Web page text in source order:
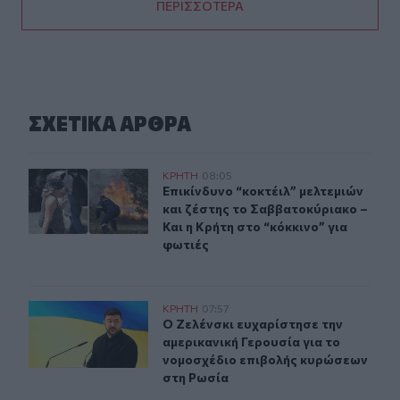
ΠΕΡΙΣΣΟΤΕΡΑ
ΣΧΕΤΙΚA AΡΘΡΑ
Επικίνδυνο “κοκτέιλ” μελτεμιών και ζέστης το
ΚΡΗΤΗ 08:05
Επικίνδυνο “κοκτέιλ” μελτεμιών
Επικίνδυνο “κοκτέιλ” μελτεμιών
και ζέστης το Σαββατοκύριακο –
Και η Κρήτη στο “κόκκινο” για
φωτιές
Ο Ζελένσκι ευχαρίστησε την αμερικανική Γερουσία
ΚΡΗΤΗ 07:57
Ο Ζελένσκι ευχαρίστησε την
Ο Ζελένσκι ευχαρίστησε την
αμερικανική Γερουσία για το
νομοσχέδιο επιβολής κυρώσεων
στη Ρωσία